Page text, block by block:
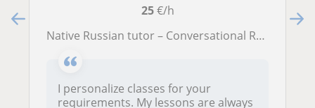
25€/h
Native Russian tutor – Conversational Russian | English, French
I personalize classes for your
requirements. My lessons are always